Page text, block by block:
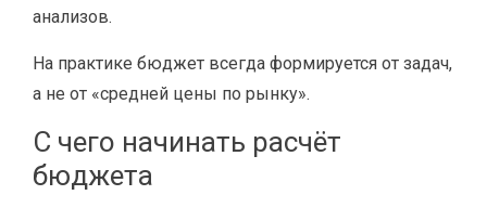
анализов.
На практике бюджет всегда формируется от задач,
а не от «средней цены по рынку».
С чего начинать расчёт
бюджета